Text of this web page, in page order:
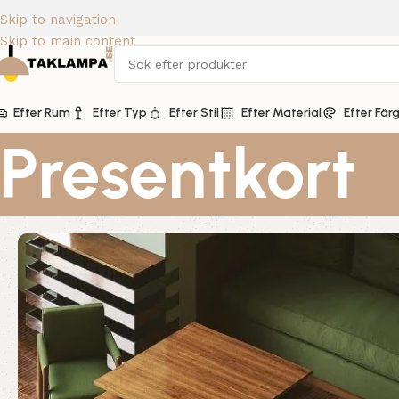
Skip to navigation
Skip to main content
Efter Rum Efter Typ Efter Stil Efter Material Efter Färg
Presentkort